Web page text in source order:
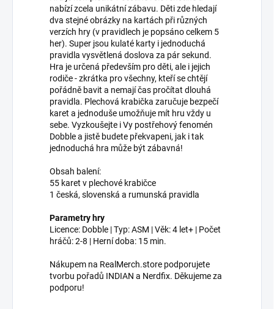
nabízí zcela unikátní zábavu. Děti zde hledají
dva stejné obrázky na kartách při různých
verzích hry (v pravidlech je popsáno celkem 5
her). Super jsou kulaté karty i jednoduchá
pravidla vysvětlená doslova za pár sekund.
Hra je určená především pro děti, ale i jejich
rodiče - zkrátka pro všechny, kteří se chtějí
pořádně bavit a nemají čas pročítat dlouhá
pravidla. Plechová krabička zaručuje bezpečí
karet a jednoduše umožňuje mít hru vždy u
sebe. Vyzkoušejte i Vy postřehový fenomén
Dobble a jistě budete překvapeni, jak i tak
jednoduchá hra může být zábavná!
Obsah balení:
55 karet v plechové krabičce
1 česká, slovenská a rumunská pravidla
Parametry hry
Licence: Dobble | Typ: ASM | Věk: 4 let+ | Počet
hráčů: 2-8 | Herní doba: 15 min.
Nákupem na RealMerch.store podporujete
tvorbu pořadů INDIAN a Nerdfix. Děkujeme za
podporu!